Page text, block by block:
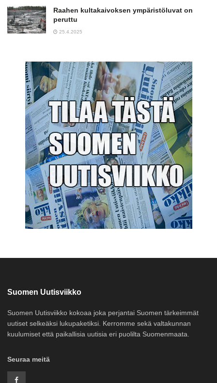
Raahen kultakaivoksen ympäristöluvat on
peruttu
25.4.2025
Suomen Uutisviikko
Suomen Uutisviikko kokoaa joka perjantai Suomen tärkeimmät
uutiset selkeäksi lukupaketiksi. Kerromme sekä valtakunnan
kuulumiset että paikallisia uutisia eri puolilta Suomenmaata.
Seuraa meitä